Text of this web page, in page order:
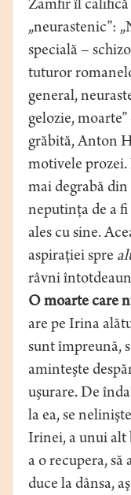
Zamfir îl califică
„neurastenic”:
specială –
tuturor
general,
gelozie,
grăbită, Anton
motivele prozei.
mai degrabă
neputinţa de a
ales cu sine.
aspiraţiei spre
râvni
O moarte care
are pe Irina
sunt împreună,
aminteşte
uşurare. De
la ea, se
Irinei, a unui alt
a o recupera,
duce la dânsa,